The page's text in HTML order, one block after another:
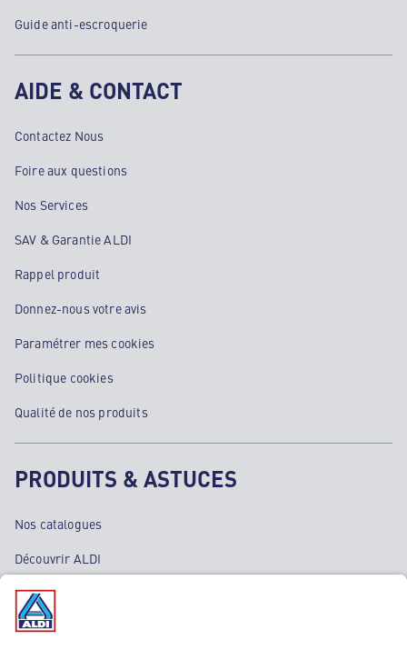
Guide anti-escroquerie
AIDE & CONTACT
Contactez Nous
Foire aux questions
Nos Services
SAV & Garantie ALDI
Rappel produit
Donnez-nous votre avis
Paramétrer mes cookies
Politique cookies
Qualité de nos produits
PRODUITS & ASTUCES
Nos catalogues
Découvrir ALDI
Nos bons plans
Nos rayons